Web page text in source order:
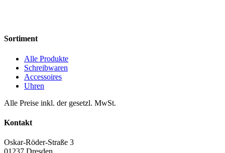
Sortiment
Alle Produkte
Schreibwaren
Accessoires
Uhren
Alle Preise inkl. der gesetzl. MwSt.
Kontakt
Oskar-Röder-Straße 3
01237 Dresden